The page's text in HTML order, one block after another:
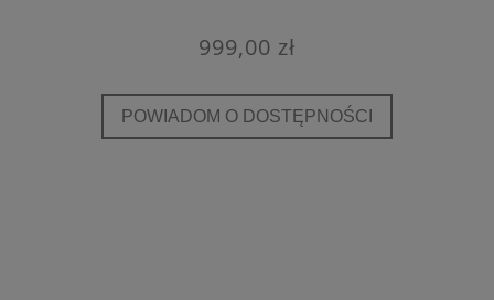
999,00 zł
POWIADOM O DOSTĘPNOŚCI